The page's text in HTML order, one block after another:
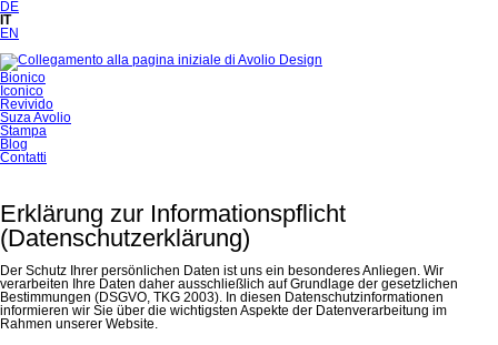
DE
IT
EN
Salta
la
navigazione
Bionico
Iconico
Revivido
Suza Avolio
Stampa
Blog
Contatti
Erklärung zur Informationspflicht
(Datenschutzerklärung)
Der Schutz Ihrer persönlichen Daten ist uns ein besonderes Anliegen. Wir
verarbeiten Ihre Daten daher ausschließlich auf Grundlage der gesetzlichen
Bestimmungen (DSGVO, TKG 2003). In diesen Datenschutzinformationen
informieren wir Sie über die wichtigsten Aspekte der Datenverarbeitung im
Rahmen unserer Website.